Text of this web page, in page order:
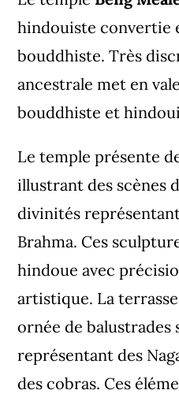
hindouiste convertie
bouddhiste. Très
ancestrale met en
bouddhiste et
Le temple présente
illustrant des scènes
divinités
Brahma. Ces
hindoue avec
artistique. La
ornée de balustrades
représentant des
des cobras. Ces